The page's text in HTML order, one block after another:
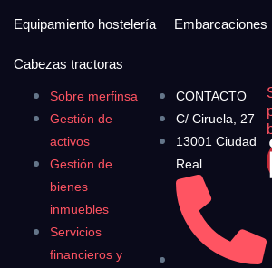
Sobre merfinsa
Gestión de
activos
Gestión de
bienes
inmuebles
Servicios
financieros y
CONTACTO
C/ Ciruela, 27
13001 Ciudad
Real
Equipamiento hostelería Embarcaciones
Cabezas tractoras